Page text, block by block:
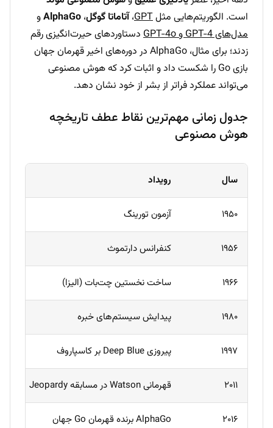
است. الگوریتم‌هایی مثلGPT،آتاماتا گوگل، AlphaGoو
مدل‌های GPT-4 و GPT-4o
دستاوردهای حیرت‌انگیزی رقم
زدند؛ برای مثال، AlphaGo در دوره‌های اخیر قهرمان جهان
بازی Go را شکست داد و اثبات کرد که هوش مصنوعی
می‌تواند عملکرد فراتر از بشر از خود نشان دهد.
جدول زمانی مهم‌ترین نقاط عطف تاریخچه
هوش مصنوعی
سال رویداد
۱۹۵۰ آزمون تورینگ
۱۹۵۶ کنفرانس دارتموث
۱۹۶۶ ساخت نخستین چت‌بات (الیزا)
۱۹۸۰ پیدایش سیستم‌های خبره
۱۹۹۷ پیروزی Deep Blue بر کاسپاروف
۲۰۱۱ قهرمانی Watson در مسابقه Jeopardy
۲۰۱۶ AlphaGo برنده قهرمان Go جهان